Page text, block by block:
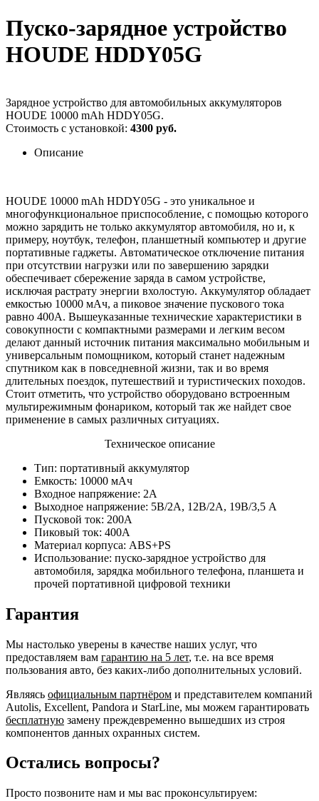
Пуско-зарядное устройство
HOUDE HDDY05G
Зарядное устройство для автомобильных аккумуляторов
HOUDE 10000 mAh HDDY05G.
Стоимость с установкой: 4300 руб.
Описание
HOUDE 10000 mAh HDDY05G - это уникальное и
многофункциональное приспособление, с помощью которого
можно зарядить не только аккумулятор автомобиля, но и, к
примеру, ноутбук, телефон, планшетный компьютер и другие
портативные гаджеты. Автоматическое отключение питания
при отсутствии нагрузки или по завершению зарядки
обеспечивает сбережение заряда в самом устройстве,
исключая растрату энергии вхолостую. Аккумулятор обладает
емкостью 10000 мАч, а пиковое значение пускового тока
равно 400А. Вышеуказанные технические характеристики в
совокупности с компактными размерами и легким весом
делают данный источник питания максимально мобильным и
универсальным помощником, который станет надежным
спутником как в повседневной жизни, так и во время
длительных поездок, путешествий и туристических походов.
Стоит отметить, что устройство оборудовано встроенным
мультирежимным фонариком, который так же найдет свое
применение в самых различных ситуациях.
Техническое описание
Тип: портативный аккумулятор
Емкость: 10000 мАч
Входное напряжение: 2А
Выходное напряжение: 5В/2А, 12В/2А, 19В/3,5 А
Пусковой ток: 200А
Пиковый ток: 400А
Материал корпуса: ABS+PS
Использование: пуско-зарядное устройство для
автомобиля, зарядка мобильного телефона, планшета и
прочей портативной цифровой техники
Гарантия
Мы настолько уверены в качестве наших услуг, что
предоставляем вам гарантию на 5 лет, т.е. на все время
пользования авто, без каких-либо дополнительных условий.
Являясь официальным партнёром и представителем компаний
Autolis, Excellent, Pandora и StarLine, мы можем гарантировать
бесплатную замену преждевременно вышедших из строя
компонентов данных охранных систем.
Остались вопросы?
Просто позвоните нам и мы вас проконсультируем: